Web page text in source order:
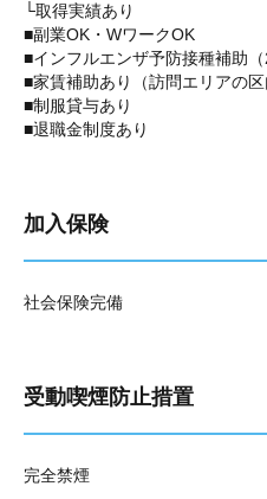
└取得実績あり
■副業OK・WワークOK
■インフルエンザ予防接種補助（
■家賃補助あり（訪問エリアの区
■制服貸与あり
■退職金制度あり
加入保険
社会保険完備
受動喫煙防止措置
完全禁煙